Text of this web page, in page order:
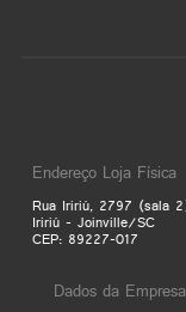
Endereço Loja Física
Rua Iririú, 2797 (sala
Iririú - Joinville/SC
CEP: 89227-017
Dados da Empresa